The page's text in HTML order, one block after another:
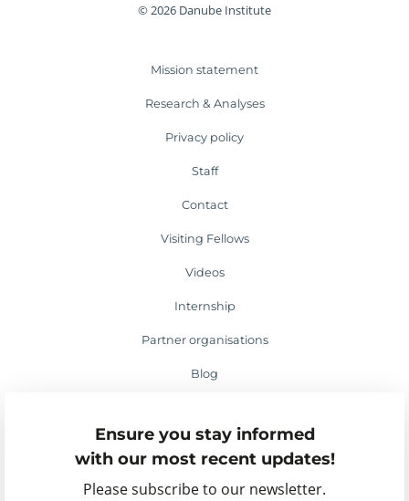
Ensure you stay informed
with our most recent updates!
Please subscribe to our newsletter.
© 2026 Danube Institute
Mission statement
Research & Analyses
Privacy policy
Staff
Contact
Visiting Fellows
Videos
Internship
Partner organisations
Blog
Events